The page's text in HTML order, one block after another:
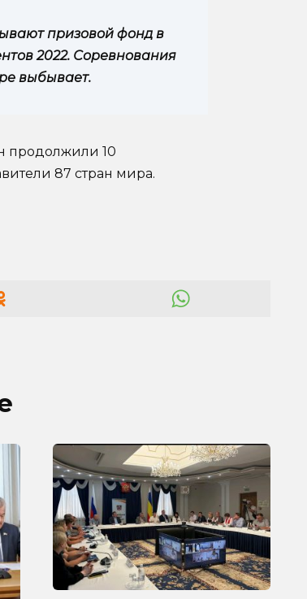
призовой фонд в
2022. Соревнования
выбывает.
продолжили 10
87 стран мира.